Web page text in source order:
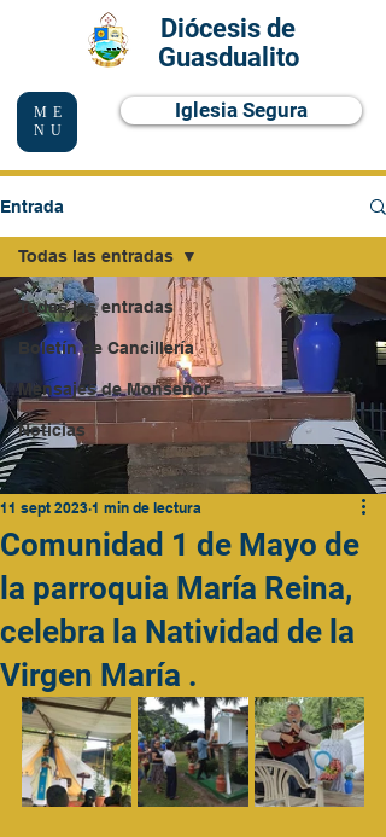
Diócesis de
Guasdualito
Iglesia Segura
ME
NU
Entrada
Todas las entradas
Boletín de Cancillería
Mensajes de Monseñor
Noticias
Todas las entradas
Comunidad 1 de Mayo de
la parroquia María Reina,
celebra la Natividad de la
Virgen María .
11 sept 2023 1 min de lectura